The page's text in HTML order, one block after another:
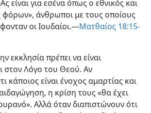
γίνει αν ο αμαρτωλός εξακολουθεί
είναι για εσένα όπως ο εθνικός και
φόρων», άνθρωποι με τους οποίους
οι Ιουδαίοι.​—
εκκλησία πρέπει να είναι
στον Λόγο του Θεού. Αν
κάποιος είναι ένοχος αμαρτίας και
η κρίση τους «θα έχει